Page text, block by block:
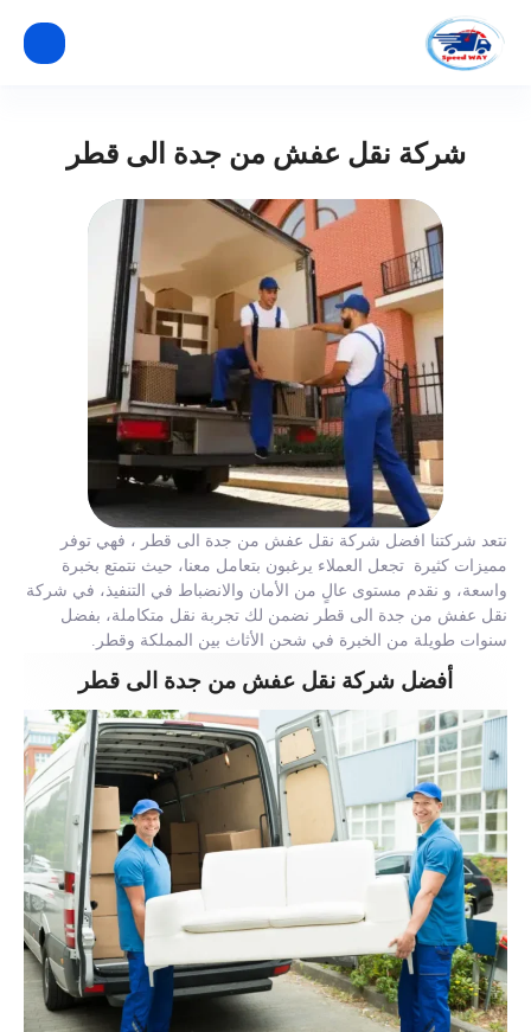
شركة نقل عفش من جدة الى قطر
نتعد شركتنا افضل شركة نقل عفش من جدة الى قطر ، فهي توفر
مميزات كثيرة تجعل العملاء يرغبون بتعامل معنا، حيث نتمتع بخبرة
واسعة، و نقدم مستوى عالٍ من الأمان والانضباط في التنفيذ، في شركة
نقل عفش من جدة الى قطر نضمن لك تجربة نقل متكاملة، بفضل
سنوات طويلة من الخبرة في شحن الأثاث بين المملكة وقطر.
أفضل شركة نقل عفش من جدة الى قطر